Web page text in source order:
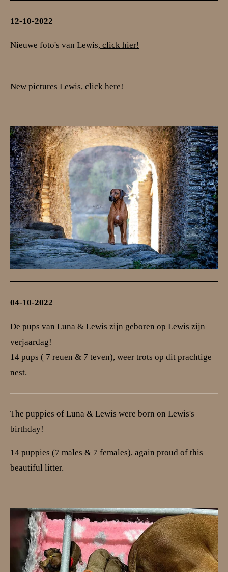
12-10-2022
Nieuwe foto's van Lewis, click hier!
New pictures Lewis, click here!
04-10-2022
De pups van Luna & Lewis zijn geboren op Lewis zijn
verjaardag!
14 pups ( 7 reuen & 7 teven), weer trots op dit prachtige
nest.
The puppies of Luna & Lewis were born on Lewis's
birthday!
14 puppies (7 males & 7 females), again proud of this
beautiful litter.